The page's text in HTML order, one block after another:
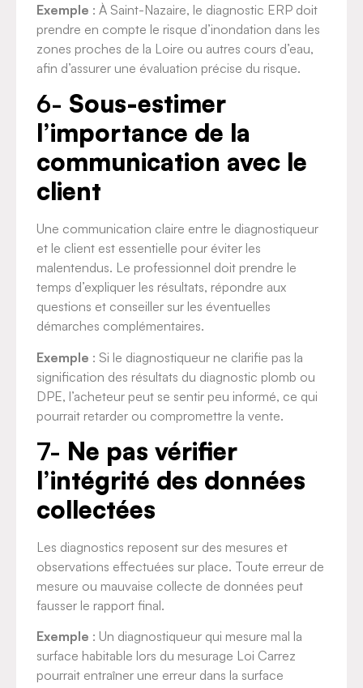
Exemple : À Saint-Nazaire, le diagnostic ERP doit
prendre en compte le risque d’inondation dans les
zones proches de la Loire ou autres cours d’eau,
afin d’assurer une évaluation précise du risque.
6- Sous-estimer
l’importance de la
communication avec le
client
Une communication claire entre le diagnostiqueur
et le client est essentielle pour éviter les
malentendus. Le professionnel doit prendre le
temps d’expliquer les résultats, répondre aux
questions et conseiller sur les éventuelles
démarches complémentaires.
Exemple : Si le diagnostiqueur ne clarifie pas la
signification des résultats du diagnostic plomb ou
DPE, l’acheteur peut se sentir peu informé, ce qui
pourrait retarder ou compromettre la vente.
7- Ne pas vérifier
l’intégrité des données
collectées
Les diagnostics reposent sur des mesures et
observations effectuées sur place. Toute erreur de
mesure ou mauvaise collecte de données peut
fausser le rapport final.
Exemple : Un diagnostiqueur qui mesure mal la
surface habitable lors du mesurage Loi Carrez
pourrait entraîner une erreur dans la surface